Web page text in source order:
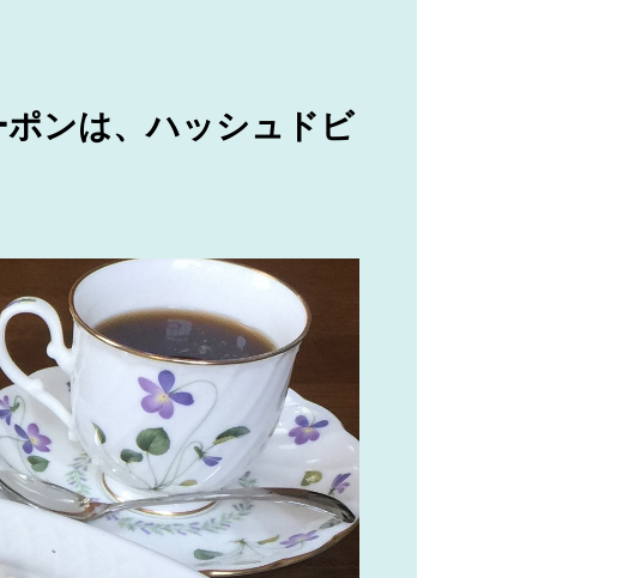
ンは、ハッシュドビ